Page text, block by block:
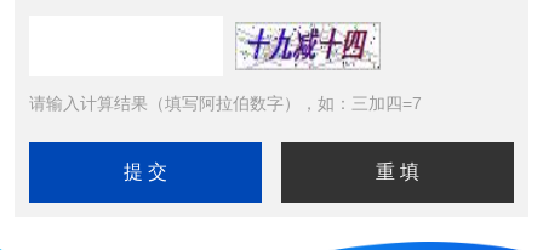
请输入计算结果（填写阿拉伯数字），如：三加四=7